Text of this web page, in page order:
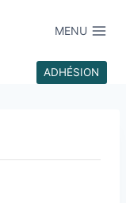
MENU
ADHÉSION